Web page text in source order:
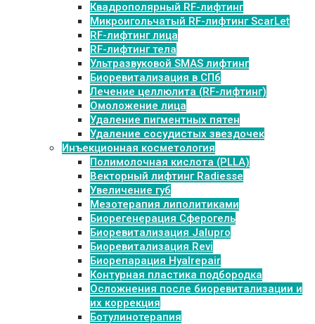
Квадрополярный RF-лифтинг
Микроигольчатый RF-лифтинг ScarLet
RF-лифтинг лица
RF-лифтинг тела
Ультразвуковой SMAS лифтинг
Биоревитализация в СПб
Лечение целлюлита (RF-лифтинг)
Омоложение лица
Удаление пигментных пятен
Удаление сосудистых звездочек
Инъекционная косметология
Полимолочная кислота (PLLA)
Векторный лифтинг Radiesse
Увеличение губ
Мезотерапия липолитиками
Биорегенерация Сферогель
Биоревитализация Jalupro
Биоревитализация Revi
Биорепарация Hyalrepair
Контурная пластика подбородка
Осложнения после биоревитализации и
их коррекция
Ботулинотерапия